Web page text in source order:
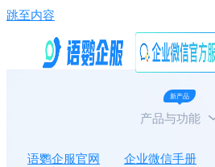
跳至内容
新产品
产品与功能
语鹦企服官网 企业微信手册